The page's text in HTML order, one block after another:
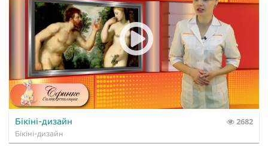
Бікіні-дизайн
Бікіні-дизайн
2682